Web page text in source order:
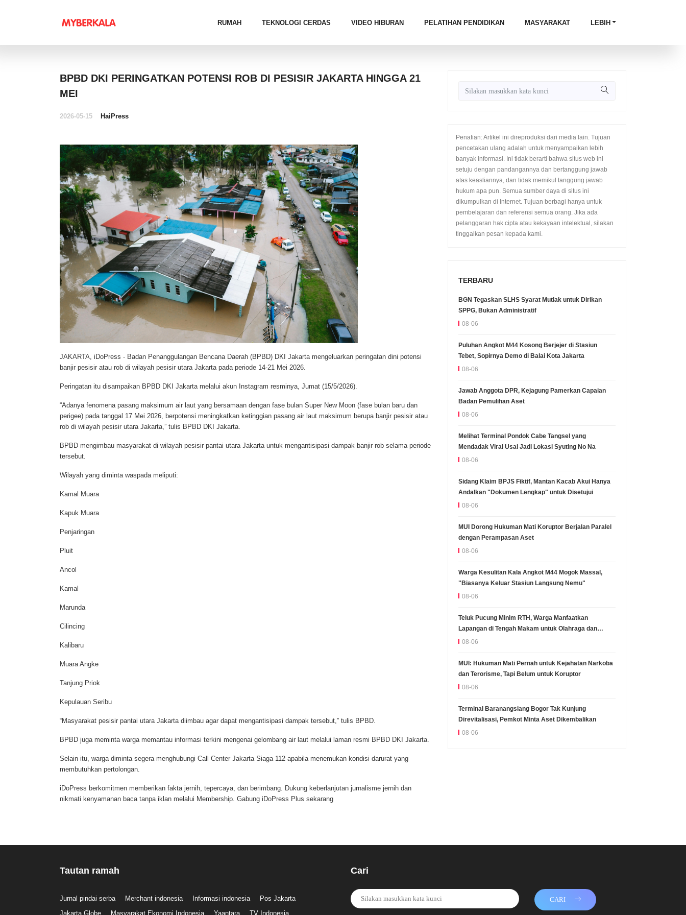
RUMAH TEKNOLOGI CERDAS VIDEO HIBURAN PELATIHAN PENDIDIKAN MASYARAKAT LEBIH
BPBD DKI PERINGATKAN POTENSI ROB DI PESISIR JAKARTA HINGGA 21
MEI
2026-05-15 HaiPress
JAKARTA, iDoPress - Badan Penanggulangan Bencana Daerah (BPBD) DKI Jakarta mengeluarkan peringatan dini potensi
banjir pesisir atau rob di wilayah pesisir utara Jakarta pada periode 14-21 Mei 2026.
Peringatan itu disampaikan BPBD DKI Jakarta melalui akun Instagram resminya, Jumat (15/5/2026).
“Adanya fenomena pasang maksimum air laut yang bersamaan dengan fase bulan Super New Moon (fase bulan baru dan
perigee) pada tanggal 17 Mei 2026, berpotensi meningkatkan ketinggian pasang air laut maksimum berupa banjir pesisir atau
rob di wilayah pesisir utara Jakarta,” tulis BPBD DKI Jakarta.
BPBD mengimbau masyarakat di wilayah pesisir pantai utara Jakarta untuk mengantisipasi dampak banjir rob selama periode
tersebut.
Wilayah yang diminta waspada meliputi:
Kamal Muara
Kapuk Muara
Penjaringan
Pluit
Ancol
Kamal
Marunda
Cilincing
Kalibaru
Muara Angke
Tanjung Priok
Kepulauan Seribu
“Masyarakat pesisir pantai utara Jakarta diimbau agar dapat mengantisipasi dampak tersebut,” tulis BPBD.
BPBD juga meminta warga memantau informasi terkini mengenai gelombang air laut melalui laman resmi BPBD DKI Jakarta.
Selain itu, warga diminta segera menghubungi Call Center Jakarta Siaga 112 apabila menemukan kondisi darurat yang
membutuhkan pertolongan.
iDoPress berkomitmen memberikan fakta jernih, tepercaya, dan berimbang. Dukung keberlanjutan jurnalisme jernih dan
nikmati kenyamanan baca tanpa iklan melalui Membership. Gabung iDoPress Plus sekarang
Penafian: Artikel ini direproduksi dari media lain. Tujuan
pencetakan ulang adalah untuk menyampaikan lebih
banyak informasi. Ini tidak berarti bahwa situs web ini
setuju dengan pandangannya dan bertanggung jawab
atas keasliannya, dan tidak memikul tanggung jawab
hukum apa pun. Semua sumber daya di situs ini
dikumpulkan di Internet. Tujuan berbagi hanya untuk
pembelajaran dan referensi semua orang. Jika ada
pelanggaran hak cipta atau kekayaan intelektual, silakan
tinggalkan pesan kepada kami.
TERBARU
BGN Tegaskan SLHS Syarat Mutlak untuk Dirikan
SPPG, Bukan Administratif
08-06
Puluhan Angkot M44 Kosong Berjejer di Stasiun
Tebet, Sopirnya Demo di Balai Kota Jakarta
08-06
Jawab Anggota DPR, Kejagung Pamerkan Capaian
Badan Pemulihan Aset
08-06
Melihat Terminal Pondok Cabe Tangsel yang
Mendadak Viral Usai Jadi Lokasi Syuting No Na
08-06
Sidang Klaim BPJS Fiktif, Mantan Kacab Akui Hanya
Andalkan "Dokumen Lengkap" untuk Disetujui
08-06
MUI Dorong Hukuman Mati Koruptor Berjalan Paralel
dengan Perampasan Aset
08-06
Warga Kesulitan Kala Angkot M44 Mogok Massal,
"Biasanya Keluar Stasiun Langsung Nemu"
08-06
Teluk Pucung Minim RTH, Warga Manfaatkan
Lapangan di Tengah Makam untuk Olahraga dan
Kumpul
08-06
MUI: Hukuman Mati Pernah untuk Kejahatan Narkoba
dan Terorisme, Tapi Belum untuk Koruptor
08-06
Terminal Baranangsiang Bogor Tak Kunjung
Direvitalisasi, Pemkot Minta Aset Dikembalikan
08-06
Tautan ramah
Jurnal pindai serba Merchant indonesia Informasi indonesia
Pos Jakarta
Jakarta Globe
Masyarakat Ekonomi Indonesia Yaantara TV Indonesia
Cari
CARI